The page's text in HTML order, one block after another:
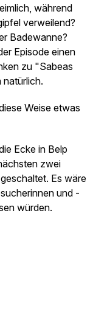
während
verweilend?
Badewanne?
Episode einen
zu "Sabeas
Weise etwas
Ecke in Belp
zwei
Es wäre
und -
würden.